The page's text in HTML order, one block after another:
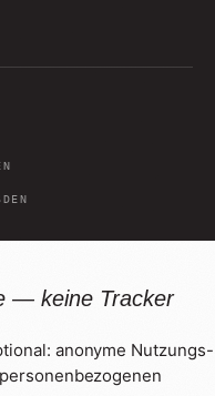
— keine Tracker
anonyme Nutzungs-